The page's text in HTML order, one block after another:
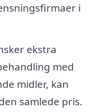
i
ekstra
med
midler, kan
samlede pris.